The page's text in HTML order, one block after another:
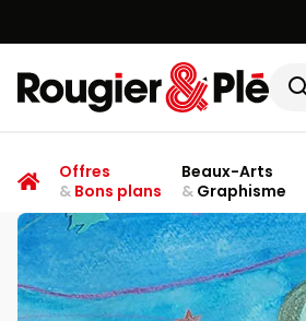
Rougier & Plé
Offres
&Bons plans
Beaux-Arts
&Graphisme